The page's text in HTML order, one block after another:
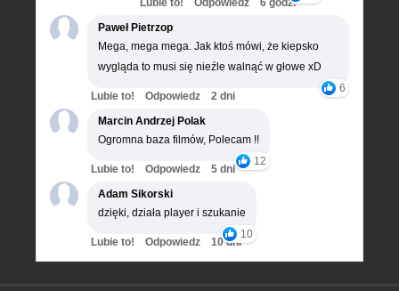
Paweł Pietrzop
Mega, mega mega. Jak ktoś mówi, że kiepsko
wygląda to musi się nieźle walnąć w głowe xD
6
Lubie to! Odpowiedz
2 dni
Marcin Andrzej Polak
Ogromna baza filmów, Polecam !!
12
Lubie to! Odpowiedz
5 dni
Adam Sikorski
dzięki, działa player i szukanie
10
Lubie to! Odpowiedz 10 dni